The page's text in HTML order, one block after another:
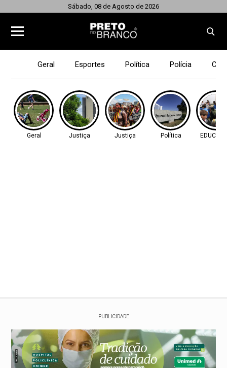
Sábado, 08 de Agosto de 2026
Geral Esportes Política Polícia
Geral Justiça Justiça Política
PUBLICIDADE